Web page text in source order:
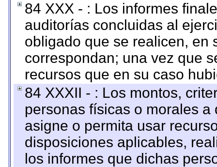
84 XXX - : Los informes
auditorías concluidas al
obligado que se realicen, en
correspondan; una vez que
recursos que en su caso
84 XXXII - : Los montos,
personas físicas o morales
asigne o permita usar
disposiciones aplicables,
los informes que dichas